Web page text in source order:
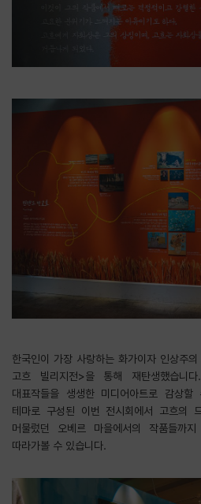
한국인이 가장 사랑하는 화가이자 인상주
고흐 빌리지전>을 통해 재탄생했습
대표작들을 생생한 미디어아트로 감상할
테마로 구성된 이번 전시회에서 고흐의
머물렀던 오베르 마을에서의 작품들까
따라가볼 수 있습니다.